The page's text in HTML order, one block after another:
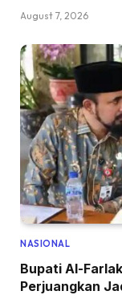
August 7, 2026
NASIONAL
Bupati Al-
Perjuangkan